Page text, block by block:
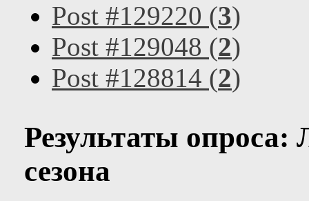
Post #129220 (3)
Post #129048 (2)
Post #128814 (2)
Результаты опроса:
сезона